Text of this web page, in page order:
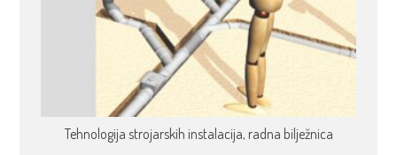
Tehnologija strojarskih instalacija, radna bilježnica